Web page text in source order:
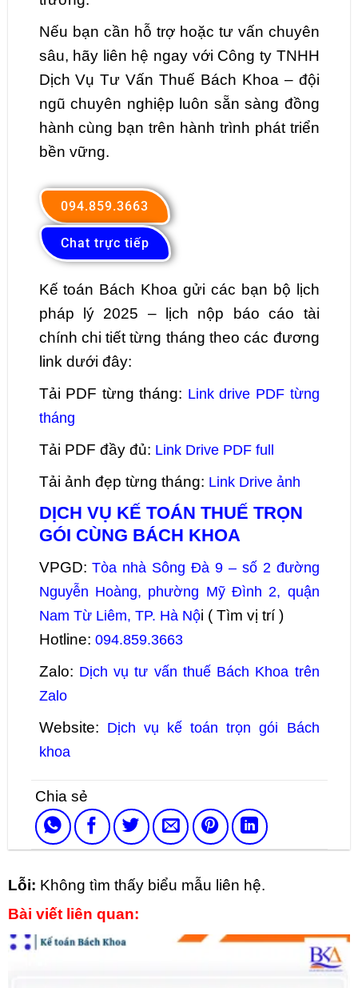
Nếu bạn cần hỗ trợ hoặc tư vấn chuyên
sâu, hãy liên hệ ngay với Công ty TNHH
Dịch Vụ Tư Vấn Thuế Bách Khoa – đội
ngũ chuyên nghiệp luôn sẵn sàng đồng
hành cùng bạn trên hành trình phát triển
bền vững.
094.859.3663
Chat trực tiếp
Kế toán Bách Khoa gửi các bạn bộ lịch
pháp lý 2025 – lịch nộp báo cáo tài
chính chi tiết từng tháng theo các đương
link dưới đây:
Tải PDF từng tháng: Link drive PDF từng
tháng
Tải PDF đầy đủ: Link Drive PDF full
Tải ảnh đẹp từng tháng: Link Drive ảnh
DỊCH VỤ KẾ TOÁN THUẾ TRỌN
GÓI CÙNG BÁCH KHOA
VPGD:Tòa nhà Sông Đà 9 – số 2 đường
Nguyễn Hoàng, phường Mỹ Đình 2, quận
Nam Từ Liêm, TP. Hà Nội ( Tìm vị trí )
Hotline: 094.859.3663
Zalo: Dịch vụ tư vấn thuế Bách Khoa trên
Zalo
Website: Dịch vụ kế toán trọn gói Bách
khoa
Lỗi: Không tìm thấy biểu mẫu liên hệ.
Bài viết liên quan: